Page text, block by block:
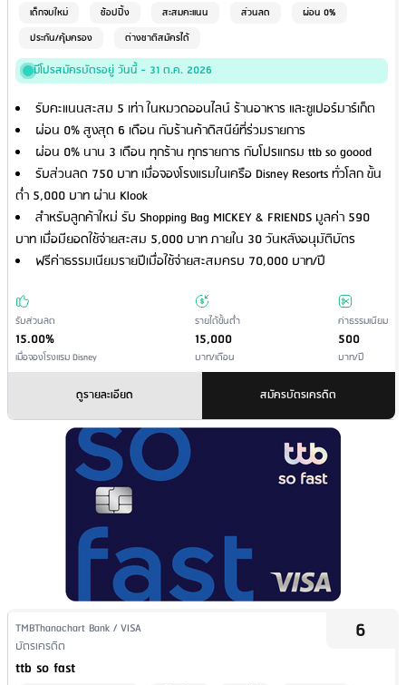
เด็กจบใหม่ ช้อปปิ้ง สะสมคะแนน ส่วนลด
ผ่อน 0%
ประกัน/คุ้มครอง
ต่างชาติสมัครได้
มีโปรสมัครบัตรอยู่ วันนี้ - 31 ต.ค. 2026
รับคะแนนสะสม 5 เท่า ในหมวดออนไลน์ ร้านอาหาร และซูเปอร์มาร์เก็ต
ผ่อน 0% สูงสุด 6 เดือน กับร้านค้าดิสนีย์ที่ร่วมรายการ
ผ่อน 0% นาน 3 เดือน ทุกร้าน ทุกรายการ กับโปรแกรม ttb so goood
รับส่วนลด 750 บาท เมื่อจองโรงแรมในเครือ Disney Resorts ทั่วโลก ขั้น
ต่ำ 5,000 บาท ผ่าน Klook
สำหรับลูกค้าใหม่ รับ Shopping Bag MICKEY & FRIENDS มูลค่า 590
บาท เมื่อมียอดใช้จ่ายสะสม 5,000 บาท ภายใน 30 วันหลังอนุมัติบัตร
ฟรีค่าธรรมเนียมรายปีเมื่อใช้จ่ายสะสมครบ 70,000 บาท/ปี
รับส่วนลด
15.00%
เมื่อจองโรงแรม Disney
รายได้ขั้นต่ำ
15,000
บาท/เดือน
ค่าธรรมเนียม
500
บาท/ปี
ดูรายละเอียด สมัครบัตรเครดิต
6
Issuer Name / Credit Card Type
TMBThanachart Bank / VISA
Financial Product Type
บัตรเครดิต
Credit Card Name
ttb so fast